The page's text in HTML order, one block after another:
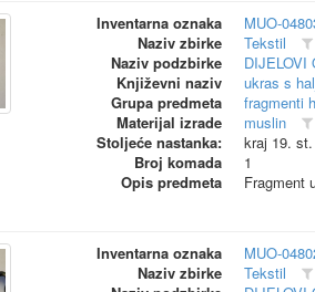
Inventarna oznaka
MUO-
Naziv zbirke
Tekstil
Naziv podzbirke
DIJELOVI
Književni naziv
ukras s
Grupa predmeta
fragmenti
Materijal izrade
muslin
Stoljeće nastanka:
kraj 19.
Broj komada
1
Opis predmeta
Fragment
Inventarna oznaka
MUO-
Naziv zbirke
Tekstil